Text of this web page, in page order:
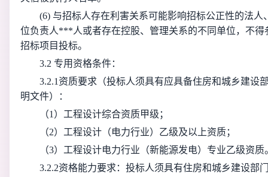
(6) 与招标人存在利害关系可能影响招标公正性的法
位负责人***人或者存在控股、管理关系的不同单位，不
招标项目投标。
3.2 专用资格条件：
3.2.1资质要求（投标人须具有应具备住房和城乡建设
明文件）：
（1）工程设计综合资质甲级；
（2）工程设计（电力行业）乙级及以上资质；
（3）工程设计电力行业（新能源发电）专业乙级资质
3.2.2资格能力要求：投标人须具有住房和城乡建设部